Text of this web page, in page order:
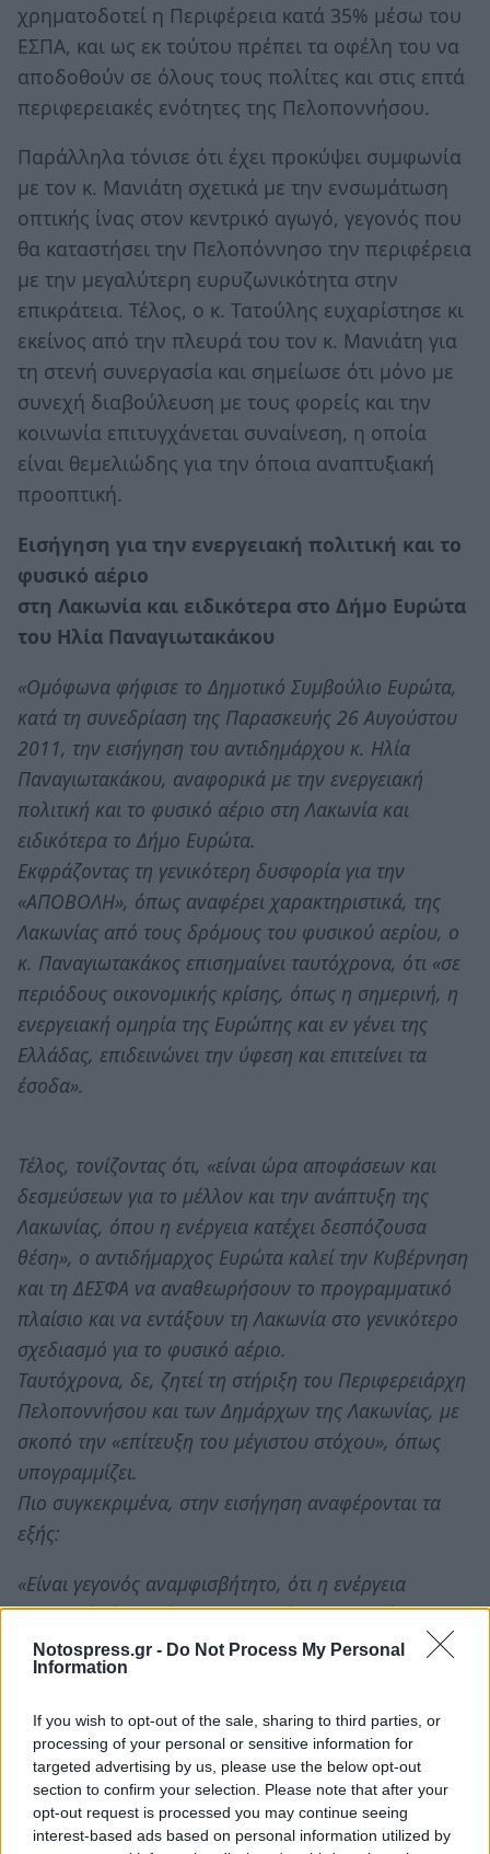
Notospress.gr - Do Not Process My Personal
Information
If you wish to opt-out of the sale, sharing to third parties, or
processing of your personal or sensitive information for
targeted advertising by us, please use the below opt-out
section to confirm your selection. Please note that after your
opt-out request is processed you may continue seeing
interest-based ads based on personal information utilized by
χρηματοδοτεί η Περιφέρεια κατά 35% μέσω του
ΕΣΠΑ, και ως εκ τούτου πρέπει τα οφέλη του να
αποδοθούν σε όλους τους πολίτες και στις επτά
περιφερειακές ενότητες της Πελοποννήσου.
Παράλληλα τόνισε ότι έχει προκύψει συμφωνία
με τον κ. Μανιάτη σχετικά με την ενσωμάτωση
οπτικής ίνας στον κεντρικό αγωγό, γεγονός που
θα καταστήσει την Πελοπόννησο την περιφέρεια
με την μεγαλύτερη ευρυζωνικότητα στην
επικράτεια. Τέλος, ο κ. Τατούλης ευχαρίστησε κι
εκείνος από την πλευρά του τον κ. Μανιάτη για
τη στενή συνεργασία και σημείωσε ότι μόνο με
συνεχή διαβούλευση με τους φορείς και την
κοινωνία επιτυγχάνεται συναίνεση, η οποία
είναι θεμελιώδης για την όποια αναπτυξιακή
προοπτική.
Εισήγηση για την ενεργειακή πολιτική και το
φυσικό αέριο
στη Λακωνία και ειδικότερα στο Δήμο Ευρώτα
του Ηλία Παναγιωτακάκου
«Ομόφωνα φήφισε το Δημοτικό Συμβούλιο Ευρώτα,
κατά τη συνεδρίαση της Παρασκευής 26 Αυγούστου
2011, την εισήγηση του αντιδημάρχου κ. Ηλία
Παναγιωτακάκου, αναφορικά με την ενεργειακή
πολιτική και το φυσικό αέριο στη Λακωνία και
ειδικότερα το Δήμο Ευρώτα.
Εκφράζοντας τη γενικότερη δυσφορία για την
«ΑΠΟΒΟΛΗ», όπως αναφέρει χαρακτηριστικά, της
Λακωνίας από τους δρόμους του φυσικού αερίου, ο
κ. Παναγιωτακάκος επισημαίνει ταυτόχρονα, ότι «σε
περιόδους οικονομικής κρίσης, όπως η σημερινή, η
ενεργειακή ομηρία της Ευρώπης και εν γένει της
Ελλάδας, επιδεινώνει την ύφεση και επιτείνει τα
έσοδα».
Τέλος, τονίζοντας ότι, «είναι ώρα αποφάσεων και
δεσμεύσεων για το μέλλον και την ανάπτυξη της
Λακωνίας, όπου η ενέργεια κατέχει δεσπόζουσα
θέση», ο αντιδήμαρχος Ευρώτα καλεί την Κυβέρνηση
και τη ΔΕΣΦΑ να αναθεωρήσουν το προγραμματικό
πλαίσιο και να εντάξουν τη Λακωνία στο γενικότερο
σχεδιασμό για το φυσικό αέριο.
Ταυτόχρονα, δε, ζητεί τη στήριξη του Περιφερειάρχη
Πελοποννήσου και των Δημάρχων της Λακωνίας, με
σκοπό την «επίτευξη του μέγιστου στόχου», όπως
υπογραμμίζει.
Πιο συγκεκριμένα, στην εισήγηση αναφέρονται τα
εξής:
«Είναι γεγονός αναμφισβήτητο, ότι η ενέργεια
αποτελεί ζήτημα ύψιστης εθνικής προτεραιότητας,
γιατί αφορά στο μέλλον και την ανάπτυξη της χώρας.
Η ενεργειακή ομηρία της Ευρώπης και εν γένει της
σημερινή, επιδεινώνει την ύφεση και επιτείνει τα
αδιέξοδα.
Παρά τις θεσμικές πρωτοβουλίες τόσο σε επίπεδο
Ε.Ε. όσο και της χώρας, υπάρχουν σημαντικές